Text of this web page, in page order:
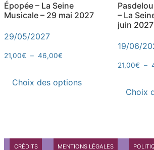
Épopée – La Seine
Musicale – 29 mai 2027
29/05/2027
21,00€ – 46,00€
Choix des options
– La
juin 2027
19/06/
21,00€ –
Choix
CRÉDITS MENTIONS LÉGALES